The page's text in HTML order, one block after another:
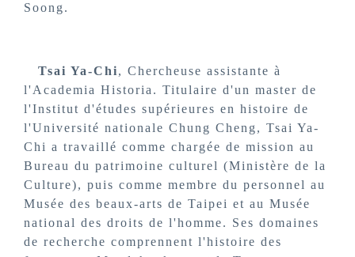
Soong.
Tsai Ya-Chi, Chercheuse assistante à
l'Academia Historia. Titulaire d'un master de
l'Institut d'études supérieures en histoire de
l'Université nationale Chung Cheng, Tsai Ya-
Chi a travaillé comme chargée de mission au
Bureau du patrimoine culturel (Ministère de la
Culture), puis comme membre du personnel au
Musée des beaux-arts de Taipei et au Musée
national des droits de l'homme. Ses domaines
de recherche comprennent l'histoire des